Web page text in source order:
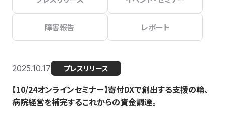
障害報告 レポート
2025.10.17 プレスリリース
【10/24オンラインセミナー】寄付DXで創出する支援の輪、
病院経営を補完するこれからの資金調達。